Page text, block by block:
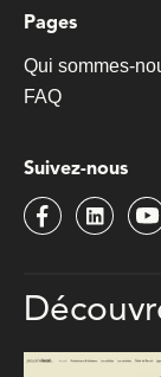
Pages
Qui sommes-
FAQ
Suivez-nous